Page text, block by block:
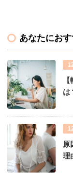
あなたにお
は
原
理